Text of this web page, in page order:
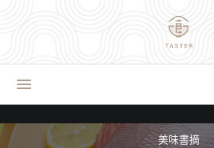
美味書摘